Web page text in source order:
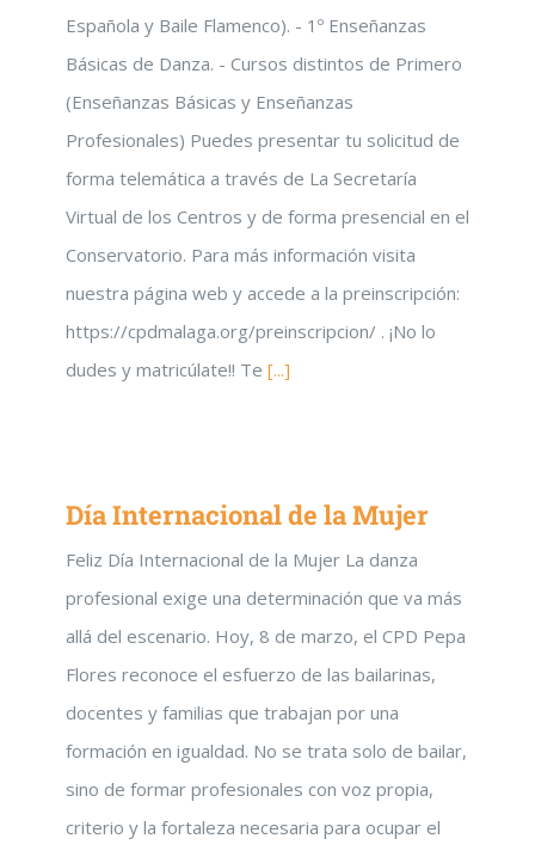
Española y Baile Flamenco). - 1º Enseñanzas
Básicas de Danza. - Cursos distintos de Primero
(Enseñanzas Básicas y Enseñanzas
Profesionales) Puedes presentar tu solicitud de
forma telemática a través de La Secretaría
Virtual de los Centros y de forma presencial en el
Conservatorio. Para más información visita
nuestra página web y accede a la preinscripción:
https://cpdmalaga.org/preinscripcion/ . ¡No lo
dudes y matricúlate!! Te [...]
Día Internacional de la Mujer
Feliz Día Internacional de la Mujer La danza
profesional exige una determinación que va más
allá del escenario. Hoy, 8 de marzo, el CPD Pepa
Flores reconoce el esfuerzo de las bailarinas,
docentes y familias que trabajan por una
formación en igualdad. No se trata solo de bailar,
sino de formar profesionales con voz propia,
criterio y la fortaleza necesaria para ocupar el